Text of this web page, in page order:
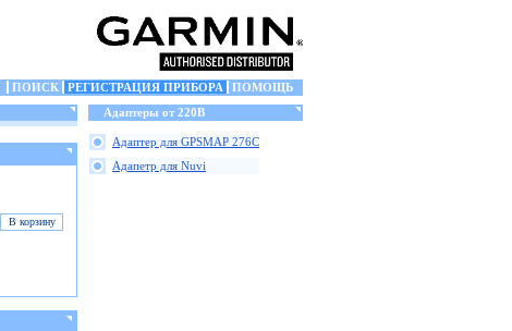
ПОИСК РЕГИСТРАЦИЯ ПРИБОРА
ПОМОЩЬ
Адаптеры от 220В
Адаптер для GPSMAP 276C
Адапетр для Nuvi